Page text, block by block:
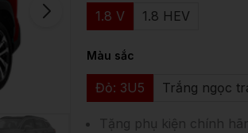
1.8 V 1.8 HEV
Màu sắc
Đỏ: 3U5 Trắng ngọc
Tặng phụ kiện chính